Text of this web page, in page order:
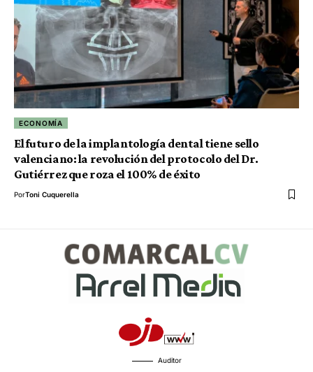
ECONOMÍA
El futuro de la implantología dental tiene sello
valenciano: la revolución del protocolo del Dr.
Gutiérrez que roza el 100% de éxito
PorToni Cuquerella
Auditor